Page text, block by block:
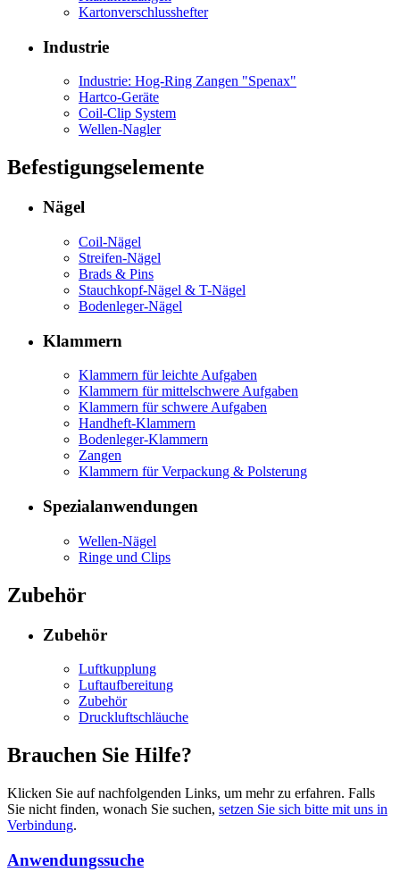
Kartonverschlusshefter
Industrie
Industrie: Hog-Ring Zangen "Spenax"
Hartco-Geräte
Coil-Clip System
Wellen-Nagler
Befestigungselemente
Nägel
Coil-Nägel
Streifen-Nägel
Brads & Pins
Stauchkopf-Nägel & T-Nägel
Bodenleger-Nägel
Klammern
Klammern für leichte Aufgaben
Klammern für mittelschwere Aufgaben
Klammern für schwere Aufgaben
Handheft-Klammern
Bodenleger-Klammern
Zangen
Klammern für Verpackung & Polsterung
Spezialanwendungen
Wellen-Nägel
Ringe und Clips
Zubehör
Zubehör
Luftkupplung
Luftaufbereitung
Zubehör
Druckluftschläuche
Brauchen Sie Hilfe?
Klicken Sie auf nachfolgenden Links, um mehr zu erfahren. Falls
Sie nicht finden, wonach Sie suchen, setzen Sie sich bitte mit uns in
Verbindung.
Anwendungssuche